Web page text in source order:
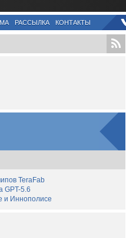
РАССЫЛКА КОНТАКТЫ
TeraFab
GPT-5.6
и Иннополисе